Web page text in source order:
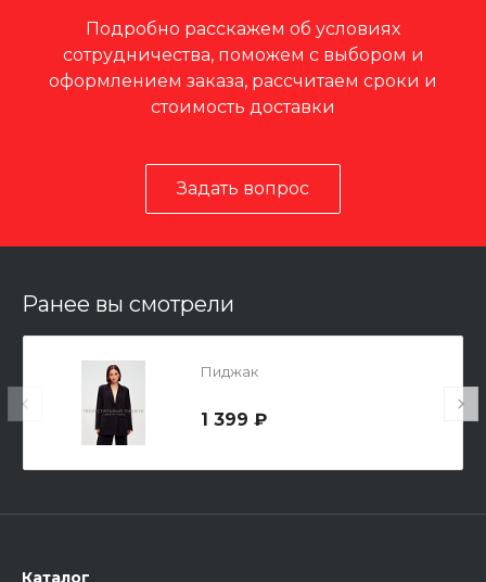
Подробно расскажем об условиях
сотрудничества, поможем с выбором и
оформлением заказа, рассчитаем сроки и
стоимость доставки
Задать вопрос
Ранее вы смотрели
Пиджак
1 399 ₽
Каталог